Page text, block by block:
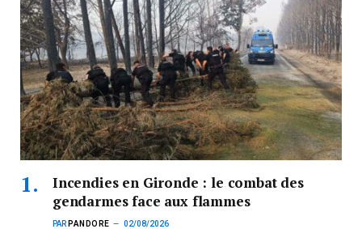
Incendies en Gironde : le combat des
gendarmes face aux flammes
PAR PANDORE 02/08/2026